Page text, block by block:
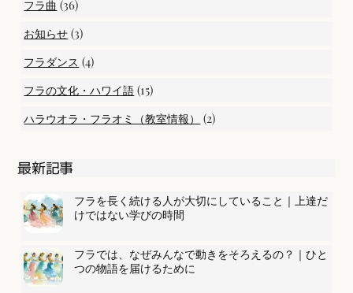
フラ曲 (36)
お知らせ (3)
フラダンス (4)
フラの文化・ハワイ語 (15)
ハラウオラ・フラオミ（教室情報） (2)
最新記事
フラを長く続ける人が大切にしていること｜上達だ
けではない学びの時間
フラでは、なぜみんなで動きをそろえるの？｜ひと
つの物語を届けるために